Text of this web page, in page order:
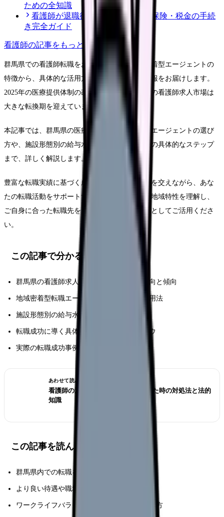
ための全知識
看護師が退職後にやるべき年金・保険・税金の手続
き完全ガイド
看護師の記事をもっと見る
群馬県での看護師転職をお考えの方に、地域密着型エージェントの
特徴から、具体的な活用方法まで、実践的な情報をお届けします。
2025年の医療提供体制の改革に向けて、群馬県の看護師求人市場は
大きな転換期を迎えています。
本記事では、群馬県の医療事情に精通した転職エージェントの選び
方や、施設形態別の給与水準、転職成功のための具体的なステップ
まで、詳しく解説します。
豊富な転職実績に基づく成功事例や、現場の声を交えながら、あな
たの転職活動をサポートする情報が満載です。地域特性を理解し、
ご自身に合った転職先を見つけるためのガイドとしてご活用くださ
い。
この記事で分かること
群馬県の看護師求人市場における最新の動向と傾向
地域密着型転職エージェントの選び方と活用法
施設形態別の給与水準と待遇の詳細データ
転職成功に導く具体的なステップとノウハウ
実際の転職成功事例と重要なポイント
あわせて読みたい
看護師の退職交渉術｜引き止められた時の対処法と法的
知識
この記事を読んでほしい人
群馬県内での転職を検討している看護師の方
より良い待遇や職場環境を求めている方
ワークライフバランスの改善を目指している方